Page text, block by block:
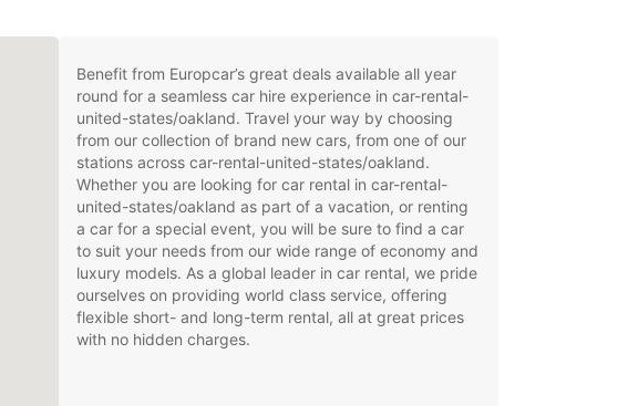
Benefit from Europcar’s great deals available all year
round for a seamless car hire experience in car-rental-
united-states/oakland. Travel your way by choosing
from our collection of brand new cars, from one of our
stations across car-rental-united-states/oakland.
Whether you are looking for car rental in car-rental-
united-states/oakland as part of a vacation, or renting
a car for a special event, you will be sure to find a car
to suit your needs from our wide range of economy and
luxury models. As a global leader in car rental, we pride
ourselves on providing world class service, offering
flexible short- and long-term rental, all at great prices
with no hidden charges.